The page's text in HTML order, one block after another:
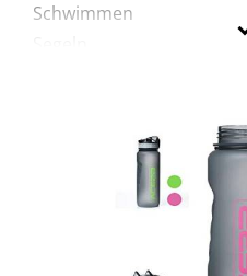
Schwimmen